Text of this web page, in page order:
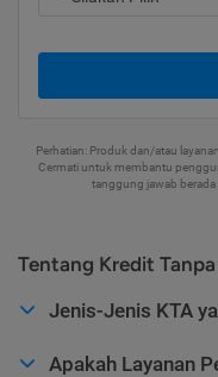
Perhatian: Produk dan/atau
Cermati untuk membantu
tanggung jawab berada
Tentang Kredit
Jenis-Jenis KTA
Apakah Layanan